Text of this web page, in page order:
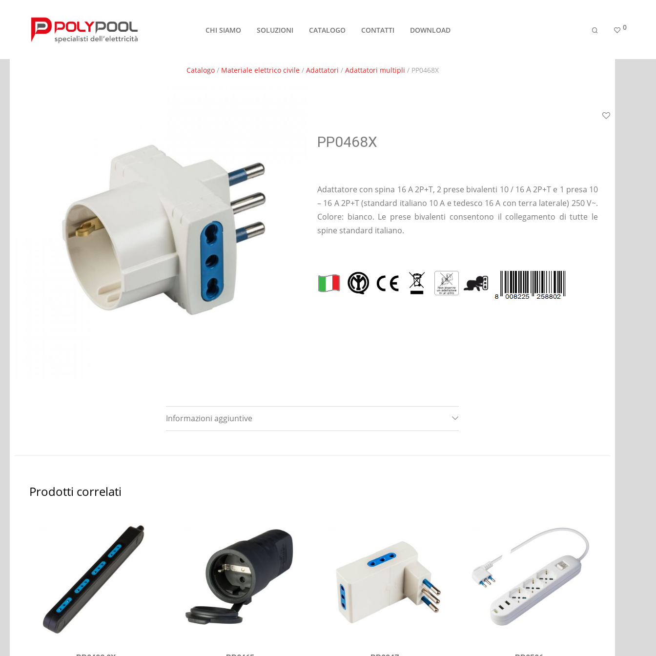
CHI SIAMO SOLUZIONI CATALOGO CONTATTI DOWNLOAD 0
Catalogo/ Materiale elettrico civile/ Adattatori / Adattatori multipli / PP0468X
PP0468X
Adattatore con spina 16 A 2P+T, 2 prese bivalenti 10 / 16 A 2P+T e 1 presa 10
– 16 A 2P+T (standard italiano 10 A e tedesco 16 A con terra laterale) 250 V~.
Colore: bianco. Le prese bivalenti consentono il collegamento di tutte le
spine standard italiano.
Informazioni aggiuntive
Prodotti correlati